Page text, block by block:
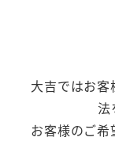
大吉ではお
法
お客様のご